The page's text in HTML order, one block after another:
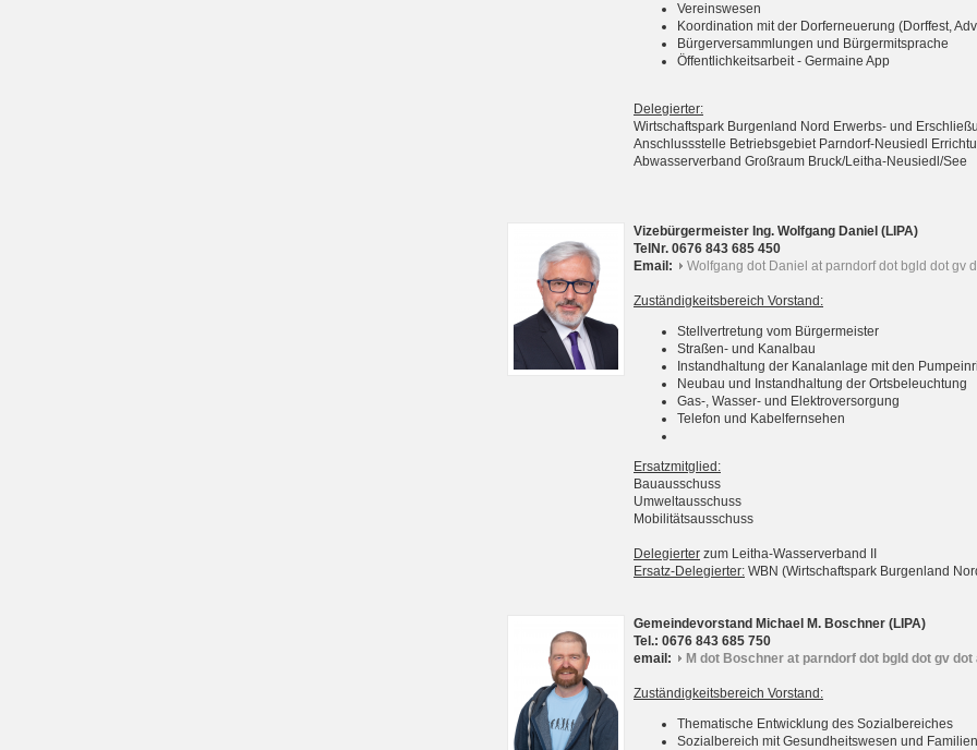
Vereinswesen
Koordination mit der Dorferneuerung (Dorffest,
Bürgerversammlungen und Bürgermitsprache
Öffentlichkeitsarbeit - Germaine App
Delegierter:
Wirtschaftspark Burgenland Nord Erwerbs- und
Anschlussstelle Betriebsgebiet Parndorf-Neusiedl
Abwasserverband Großraum Bruck/Leitha-Neusiedl/See
Vizebürgermeister Ing. Wolfgang Daniel (LIPA)
TelNr. 0676 843 685 450
Email:
Wolfgang dot Daniel at parndorf dot bgld dot gv
Zuständigkeitsbereich Vorstand:
Stellvertretung vom Bürgermeister
Straßen- und Kanalbau
Instandhaltung der Kanalanlage mit den
Neubau und Instandhaltung der Ortsbeleuchtung
Gas-, Wasser- und Elektroversorgung
Telefon und Kabelfernsehen
Ersatzmitglied:
Bauausschuss
Umweltausschuss
Mobilitätsausschuss
Delegierter zum Leitha-Wasserverband II
Ersatz-Delegierter: WBN (Wirtschaftspark Burgenland
Gemeindevorstand Michael M. Boschner (LIPA)
Tel.: 0676 843 685 750
email:
M dot Boschner at parndorf dot bgld dot gv dot
Zuständigkeitsbereich Vorstand:
Thematische Entwicklung des Sozialbereiches
Sozialbereich mit Gesundheitswesen und